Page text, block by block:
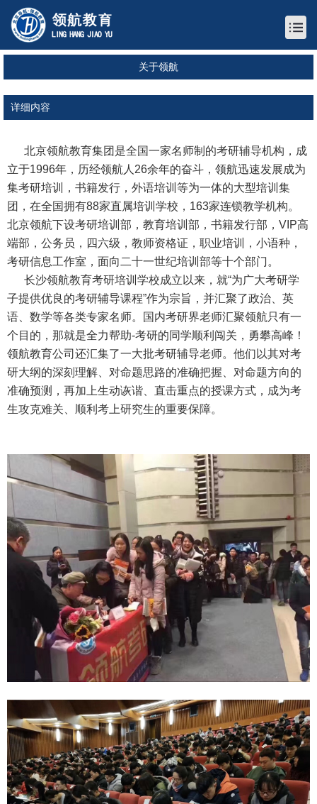
关于领航
详细内容
北京领航教育集团是全国一家名师制的考研辅导机构，成
立于1996年，历经领航人26余年的奋斗，领航迅速发展成为
集考研培训，书籍发行，外语培训等为一体的大型培训集
团，在全国拥有88家直属培训学校，163家连锁教学机构。
北京领航下设考研培训部，教育培训部，书籍发行部，VIP高
端部，公务员，四六级，教师资格证，职业培训，小语种，
考研信息工作室，面向二十一世纪培训部等十个部门。
长沙领航教育考研培训学校成立以来，就“为广大考研学
子提供优良的考研辅导课程”作为宗旨，并汇聚了政治、英
语、数学等各类专家名师。国内考研界老师汇聚领航只有一
个目的，那就是全力帮助-考研的同学顺利闯关，勇攀高峰！
领航教育公司还汇集了一大批考研辅导老师。他们以其对考
研大纲的深刻理解、对命题思路的准确把握、对命题方向的
准确预测，再加上生动诙谐、直击重点的授课方式，成为考
生攻克难关、顺利考上研究生的重要保障。